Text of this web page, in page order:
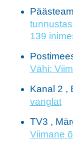
139
Vähi:
Kanal 2 ,
vanglat
TV3 ,
Viimane